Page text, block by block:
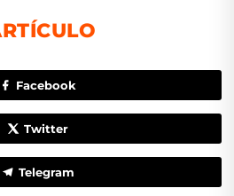
Facebook
Twitter
Telegram